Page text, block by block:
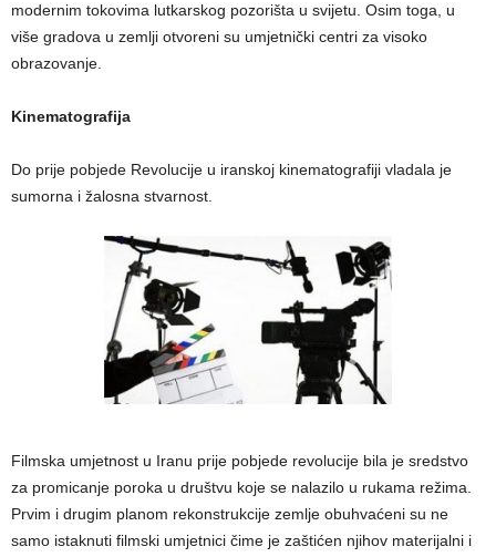
modernim tokovima lutkarskog pozorišta u svijetu. Osim toga, u
više gradova u zemlji otvoreni su umjetnički centri za visoko
obrazovanje.
Kinematografija
Do prije pobjede Revolucije u iranskoj kinematografiji vladala je
sumorna i žalosna stvarnost.
Filmska umjetnost u Iranu prije pobjede revolucije bila je sredstvo
za promicanje poroka u društvu koje se nalazilo u rukama režima.
Prvim i drugim planom rekonstrukcije zemlje obuhvaćeni su ne
samo istaknuti filmski umjetnici čime je zaštićen njihov materijalni i